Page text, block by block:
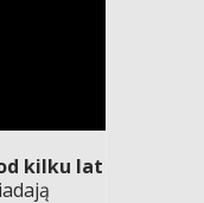
kilku lat